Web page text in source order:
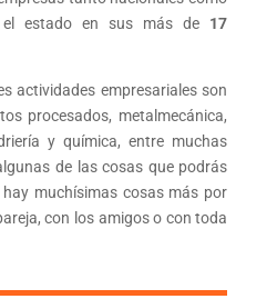
el estado en sus más de 17
actividades empresariales son
procesados, metalmecánica,
y química, entre muchas
de las cosas que podrás
muchísimas cosas más por
con los amigos o con toda